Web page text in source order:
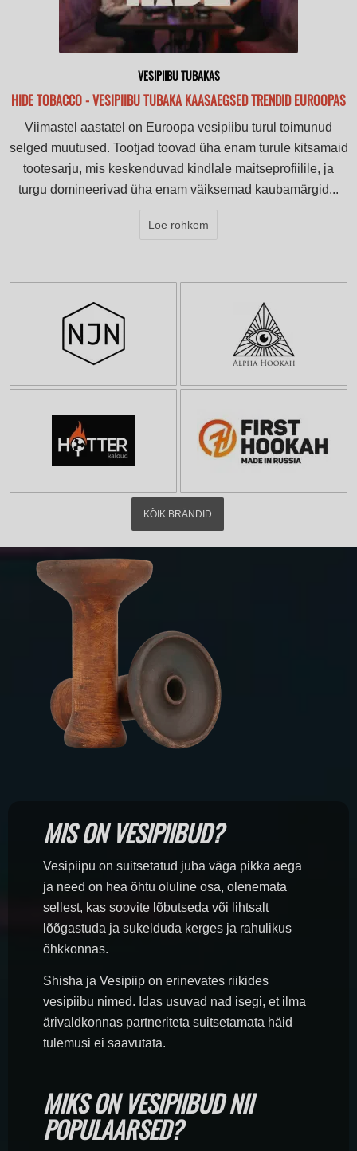
VESIPIIBU TUBAKAS
HIDE TOBACCO - VESIPIIBU TUBAKA KAASAEGSED TRENDID EUROOPAS
Viimastel aastatel on Euroopa vesipiibu turul toimunud
selged muutused. Tootjad toovad üha enam turule kitsamaid
tootesarju, mis keskenduvad kindlale maitseprofiilile, ja
turgu domineerivad üha enam väiksemad kaubamärgid...
Loe rohkem
KÕIK BRÄNDID
MIS ON VESIPIIBUD?
Vesipiipu on suitsetatud juba väga pikka aega
ja need on hea õhtu oluline osa, olenemata
sellest, kas soovite lõbutseda või lihtsalt
lõõgastuda ja sukelduda kerges ja rahulikus
õhkkonnas.
Shisha ja Vesipiip on erinevates riikides
vesipiibu nimed. Idas usuvad nad isegi, et ilma
ärivaldkonnas partneriteta suitsetamata häid
tulemusi ei saavutata.
MIKS ON VESIPIIBUD NII
POPULAARSED?